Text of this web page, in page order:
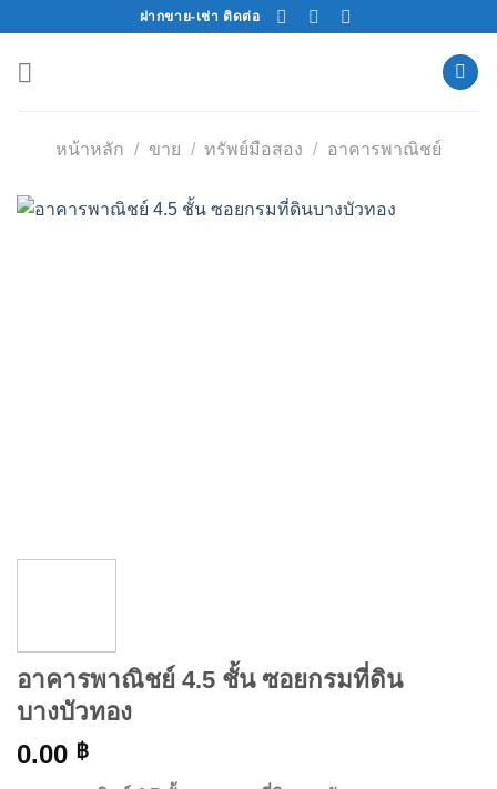
content
ฝากขาย-เช่า ติดต่อ
หน้าหลัก / ขาย / ทรัพย์มือสอง / อาคารพาณิชย์
อาคารพาณิชย์ 4.5 ชั้น ซอยกรมที่ดิน
บางบัวทอง
0.00 ฿